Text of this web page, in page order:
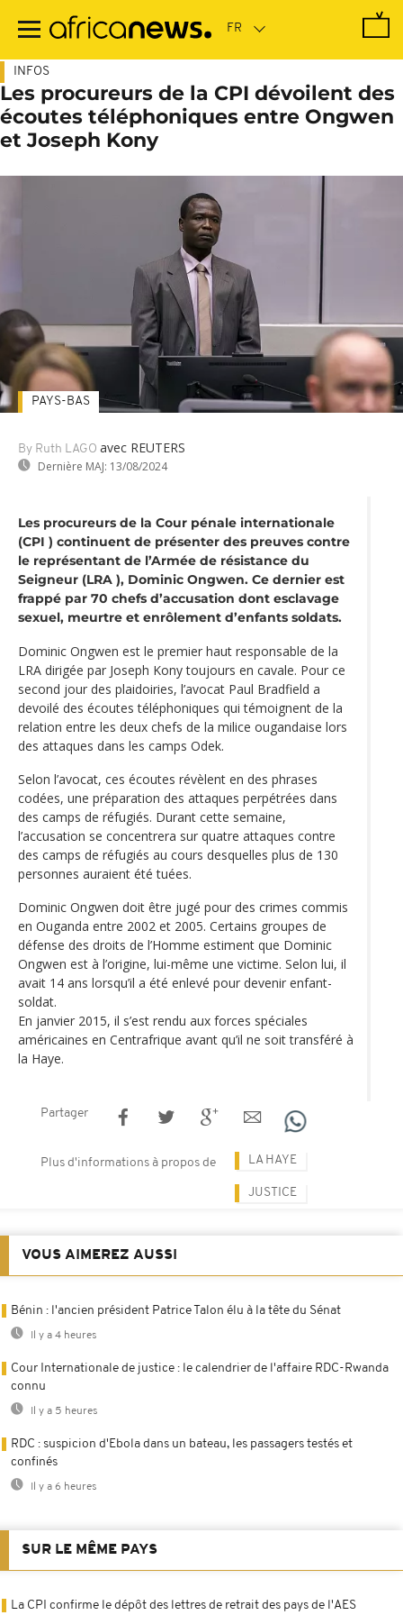
contenu
INFOS
Les procureurs de la CPI dévoilent des
écoutes téléphoniques entre Ongwen
et Joseph Kony
By Ruth LAGO avec REUTERS
Dernière MAJ: 13/08/2024
PAYS-BAS
Les procureurs de la Cour pénale internationale
(CPI ) continuent de présenter des preuves contre
le représentant de l’Armée de résistance du
Seigneur (LRA ), Dominic Ongwen. Ce dernier est
frappé par 70 chefs d’accusation dont esclavage
sexuel, meurtre et enrôlement d’enfants soldats.
Dominic Ongwen est le premier haut responsable de la
LRA dirigée par Joseph Kony toujours en cavale. Pour ce
second jour des plaidoiries, l’avocat Paul Bradfield a
devoilé des écoutes téléphoniques qui témoignent de la
relation entre les deux chefs de la milice ougandaise lors
des attaques dans les camps Odek.
Selon l’avocat, ces écoutes révèlent en des phrases
codées, une préparation des attaques perpétrées dans
des camps de réfugiés. Durant cette semaine,
l’accusation se concentrera sur quatre attaques contre
des camps de réfugiés au cours desquelles plus de 130
personnes auraient été tuées.
Dominic Ongwen doit être jugé pour des crimes commis
en Ouganda entre 2002 et 2005. Certains groupes de
défense des droits de l’Homme estiment que Dominic
Ongwen est à l’origine, lui-même une victime. Selon lui, il
avait 14 ans lorsqu’il a été enlevé pour devenir enfant-
soldat.
En janvier 2015, il s’est rendu aux forces spéciales
américaines en Centrafrique avant qu’il ne soit transféré à
la Haye.
Partager
Plus d'informations à propos de LA HAYE
JUSTICE
VOUS AIMEREZ AUSSI
Bénin : l'ancien président Patrice Talon élu à la tête du Sénat
Il y a 4 heures
Cour Internationale de justice : le calendrier de l'affaire RDC-Rwanda
connu
Il y a 5 heures
RDC : suspicion d'Ebola dans un bateau, les passagers testés et
confinés
Il y a 6 heures
SUR LE MÊME PAYS
La CPI confirme le dépôt des lettres de retrait des pays de l'AES